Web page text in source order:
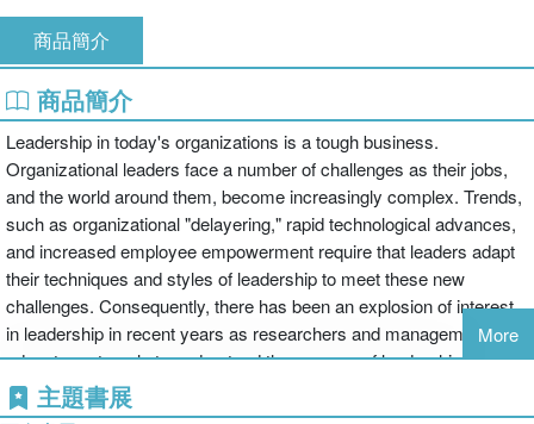
商品簡介
商品簡介
Leadership in today's organizations is a tough business.
Organizational leaders face a number of challenges as their jobs,
and the world around them, become increasingly complex. Trends,
such as organizational "delayering," rapid technological advances,
and increased employee empowerment require that leaders adapt
their techniques and styles of leadership to meet these new
challenges. Consequently, there has been an explosion of interest
in leadership in recent years as researchers and management
educators struggle to understand the process of leadership
development, how it operates, and what characteristics make
effective leaders.
More
主題書展